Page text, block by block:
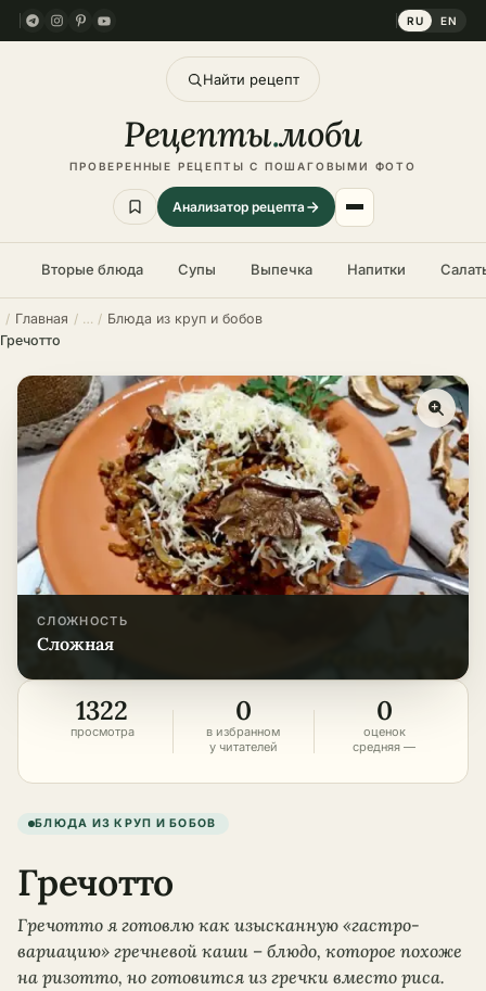
RU EN
Найти рецепт
Рецепты.моби
ПРОВЕРЕННЫЕ РЕЦЕПТЫ С ПОШАГОВЫМИ ФОТО
Анализатор рецепта
Вторые блюда Супы Выпечка Напитки
Главная
Блюда из круп и бобов
Гречотто
СЛОЖНОСТЬ
сложная
1322
просмотра
0
в избранном
у читателей
0
оценок
средняя —
БЛЮДА ИЗ КРУП И БОБОВ
Гречотто
Гречотто я готовлю как изысканную «гастро-
вариацию» гречневой каши – блюдо, которое похоже
на ризотто, но готовится из гречки вместо риса.